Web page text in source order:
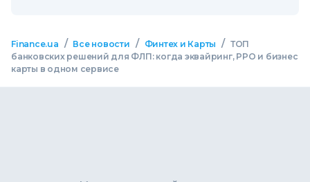
Finance.ua / Все новости / Финтех и Карты / ТОП
банковских решений для ФЛП: когда эквайринг, РРО и бизнес
карты в одном сервисе